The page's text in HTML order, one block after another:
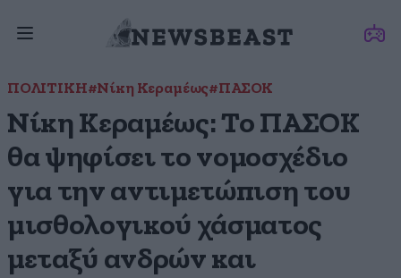
ΠΟΛΙΤΙΚΗ#Νίκη Κεραμέως#ΠΑΣΟΚ
Νίκη Κεραμέως: Το ΠΑΣΟΚ
θα ψηφίσει το νομοσχέδιο
για την αντιμετώπιση του
μισθολογικού χάσματος
μεταξύ ανδρών και